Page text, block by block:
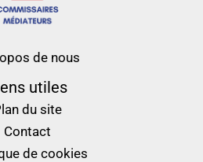
de nous
utiles
du site
Contact
de cookies